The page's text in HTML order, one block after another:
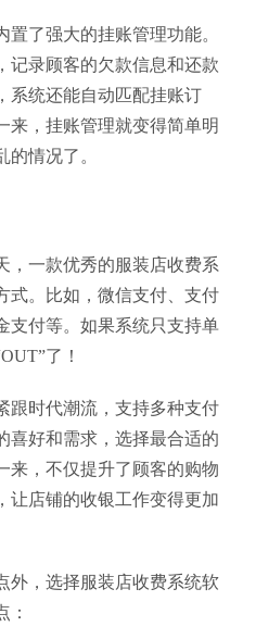
了强大的挂账管理功能。
记录顾客的欠款信息和还款
系统还能自动匹配挂账订
来，挂账管理就变得简单明
情况了。
，一款优秀的服装店收费系
式。比如，微信支付、支付
支付等。如果系统只支持单
了！
跟时代潮流，支持多种支付
喜好和需求，选择最合适的
来，不仅提升了顾客的购物
让店铺的收银工作变得更加
外，选择服装店收费系统软
：